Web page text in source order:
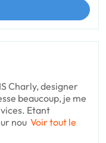
Charly, designer
beaucoup, je me
Etant
nou Voir tout le